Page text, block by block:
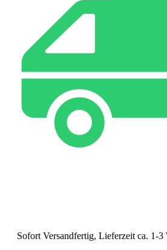
Sofort Versandfertig, Lieferzeit ca. 1-3